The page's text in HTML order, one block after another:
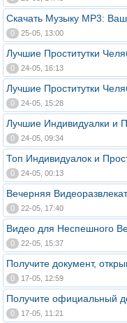
Скачать Музыку MP3:
0 25-05, 13:00
Лучшие Проститутки
0 24-05, 16:13
Лучшие Проститутки
0 24-05, 15:28
Лучшие Индивидуалки и
0 24-05, 09:34
Топ Индивидуалок и
0 24-05, 00:13
Вечерняя
0 22-05, 17:40
Видео для Неспешного
0 22-05, 15:37
Получите документ,
0 17-05, 12:59
Получите официальный
0 17-05, 11:21